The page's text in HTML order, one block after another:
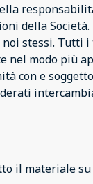
della
noi stessi.
nel modo più
con e
il materiale su